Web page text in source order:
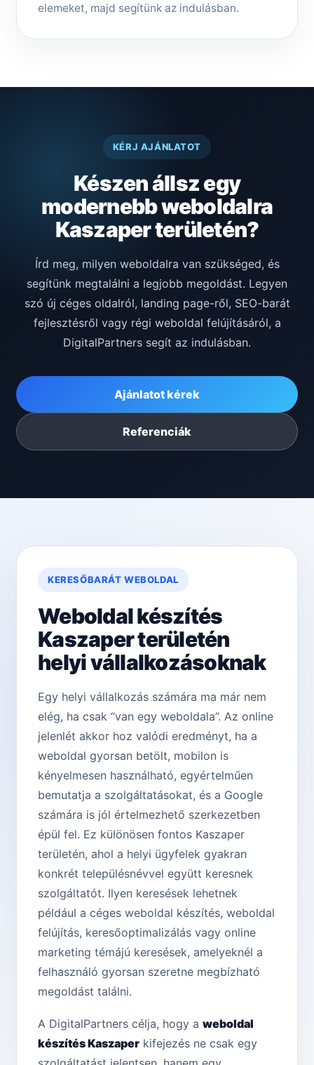
elemeket, majd segítünk az indulásban.
KÉRJ AJÁNLATOT
Készen állsz egy
modernebb weboldalra
Kaszaper területén?
Írd meg, milyen weboldalra van szükséged, és
segítünk megtalálni a legjobb megoldást. Legyen
szó új céges oldalról, landing page-ről, SEO-barát
fejlesztésről vagy régi weboldal felújításáról, a
DigitalPartners segít az indulásban.
Ajánlatot kérek
Referenciák
KERESŐBARÁT WEBOLDAL
Weboldal készítés
Kaszaper területén
helyi vállalkozásoknak
Egy helyi vállalkozás számára ma már nem
elég, ha csak “van egy weboldala”. Az online
jelenlét akkor hoz valódi eredményt, ha a
weboldal gyorsan betölt, mobilon is
kényelmesen használható, egyértelműen
bemutatja a szolgáltatásokat, és a Google
számára is jól értelmezhető szerkezetben
épül fel. Ez különösen fontos Kaszaper
területén, ahol a helyi ügyfelek gyakran
konkrét településnévvel együtt keresnek
szolgáltatót. Ilyen keresések lehetnek
például a céges weboldal készítés, weboldal
felújítás, keresőoptimalizálás vagy online
marketing témájú keresések, amelyeknél a
felhasználó gyorsan szeretne megbízható
megoldást találni.
A DigitalPartners célja, hogy a weboldal
készítés Kaszaper kifejezés ne csak egy